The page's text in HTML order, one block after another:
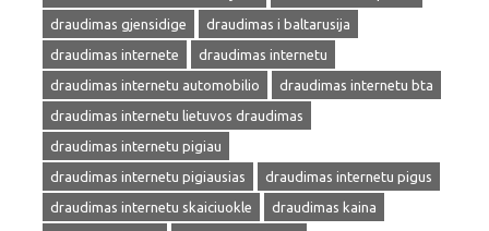
draudimas gjensidige
draudimas i baltarusija
draudimas internete
draudimas internetu
draudimas internetu automobilio
draudimas internetu bta
draudimas internetu lietuvos draudimas
draudimas internetu pigiau
draudimas internetu pigiausias
draudimas internetu pigus
draudimas internetu skaiciuokle
draudimas kaina